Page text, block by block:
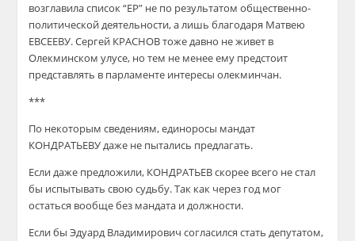
возглавила список “ЕР” не по результатом общественно-
политической деятельности, а лишь благодаря Матвею
ЕВСЕЕВУ. Сергей КРАСНОВ тоже давно не живет в
Олекминском улусе, но тем не менее ему предстоит
представлять в парламенте интересы олекминчан.
***
По некоторым сведениям, единоросы мандат
КОНДРАТЬЕВУ даже не пытались предлагать.
Если даже предложили, КОНДРАТЬЕВ скорее всего не стал
бы испытывать свою судьбу. Так как через год мог
остаться вообще без мандата и должности.
Если бы Эдуард Владимирович согласился стать депутатом,